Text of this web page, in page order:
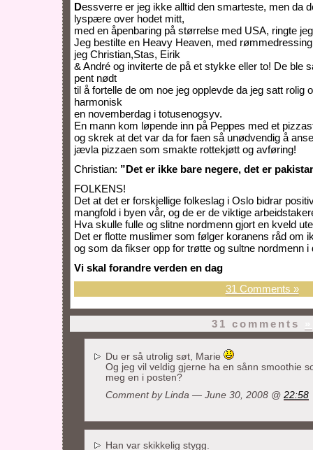
Dessverre er jeg ikke alltid den smarteste, men da
lyspære over hodet mitt,
med en åpenbaring på størrelse med USA, ringte
Jeg bestilte en Heavy Heaven, med
jeg Christian,Stas, Eirik
& André og inviterte de på et stykke eller to! De ble
pent nødt
til å fortelle de om noe jeg opplevde da jeg satt rolig
harmonisk
en novemberdag i totusenogsyv.
En mann kom løpende inn på Peppes med et
og skrek at det var da for faen så unødvendig å
jævla pizzaen som smakte rottekjøtt og avføring!
Christian: ”Det er ikke bare negere, det er
FOLKENS!
Det at det er forskjellige folkeslag i Oslo bidrar
mangfold i byen vår, og de er de viktige
Hva skulle fulle og slitne nordmenn gjort en kveld
Det er flotte muslimer som følger koranens råd om
og som da fikser opp for trøtte og sultne nordmenn i
Vi skal forandre verden en dag
31 Comments »
31 comments
Du er så utrolig søt, Marie
Og jeg vil veldig gjerne ha en sånn smoothie
meg en i posten?
Comment by Linda — June 30, 2008 @ 22:58
Han var skikkelig stygg.